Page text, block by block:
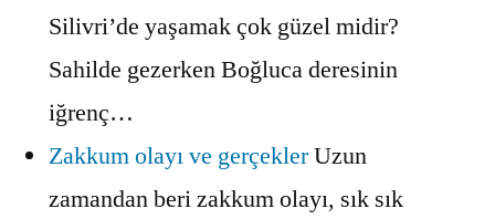
Silivri’de yaşamak çok güzel midir?
Sahilde gezerken Boğluca deresinin
iğrenç…
Zakkum olayı ve gerçeklerUzun
zamandan beri zakkum olayı, sık sık